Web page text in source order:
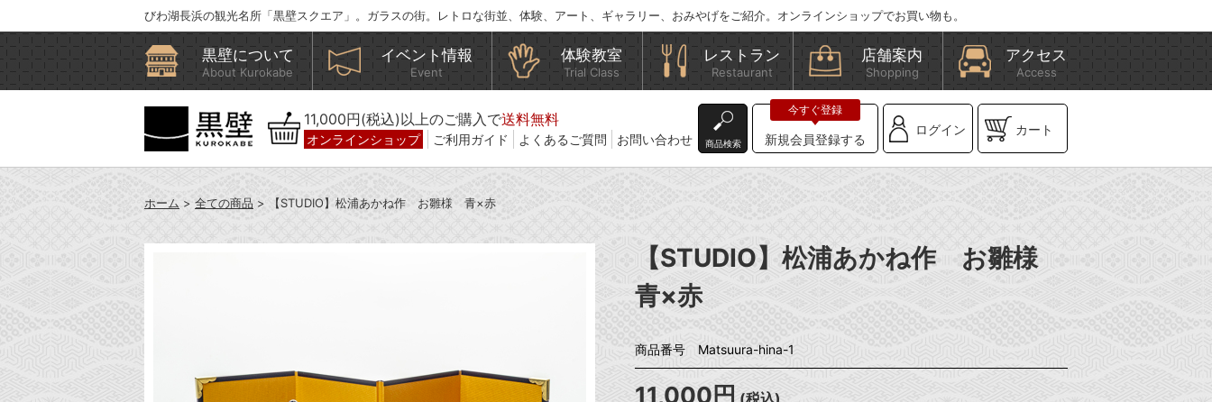
びわ湖長浜の観光名所「黒壁スクエア」。ガラスの街。レトロな街並、体験、アート、ギャラリー、おみやげをご紹介。オンラインショップでお買い物も。
黒壁について
About Kurokabe
イベント情報
Event
体験教室
Trial Class
レストラン
Restaurant
店舗案内
Shopping
アクセス
Access
11,000円(税込)以上のご購入で送料無料
オンラインショップ ご利用ガイド よくあるご質問 お問い合わせ 商品検索 新規会員登録する
ログイン カート
ホーム > 全ての商品 > 【STUDIO】松浦あかね作 お雛様 青×赤
【STUDIO】松浦あかね作 お雛様
青×赤
商品番号 Matsuura-hina-1
11,000円 (税込)